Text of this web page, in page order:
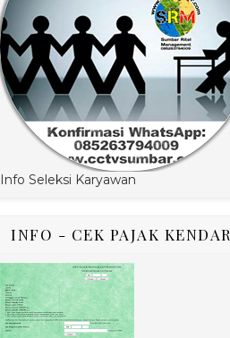
Info Seleksi Karyawan
INFO - CEK PAJAK